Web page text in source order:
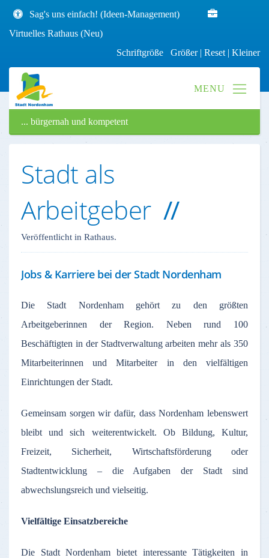
Sag's uns einfach! (Ideen-Management)
Virtuelles Rathaus (Neu)
Schriftgröße Größer| Reset | Kleiner
... bürgernah und kompetent
Stadt als
Arbeitgeber
Veröffentlicht in Rathaus.
Jobs & Karriere bei der Stadt Nordenham
Die Stadt Nordenham gehört zu den größten
Arbeitgeberinnen der Region. Neben rund 100
Beschäftigten in der Stadtverwaltung arbeiten mehr als 350
Mitarbeiterinnen und Mitarbeiter in den vielfältigen
Einrichtungen der Stadt.
Gemeinsam sorgen wir dafür, dass Nordenham lebenswert
bleibt und sich weiterentwickelt. Ob Bildung, Kultur,
Freizeit, Sicherheit, Wirtschaftsförderung oder
Stadtentwicklung – die Aufgaben der Stadt sind
abwechslungsreich und vielseitig.
Vielfältige Einsatzbereiche
Die Stadt Nordenham bietet interessante Tätigkeiten in